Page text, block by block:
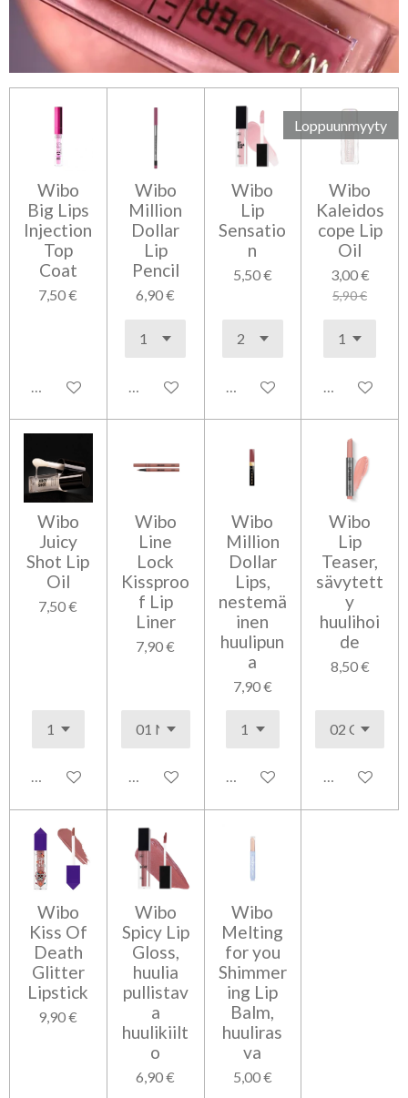
Wibo
Big Lips
Injection
Top
Coat
7,50 €
Lisää ostoskoriin
Wibo
Million
Dollar
Lip
Pencil
6,90 €
Lisää ostoskoriin
Wibo
Lip
Sensatio
n
5,50 €
Lisää ostoskoriin
Loppuunmyyty
Wibo
Kaleidos
cope Lip
Oil
3,00 €
5,90 €
Ilmoita, kun
Wibo
Juicy
Shot Lip
Oil
7,50 €
Lisää ostoskoriin
Wibo
Line
Lock
Kissproo
f Lip
Liner
7,90 €
Lisää ostoskoriin
Wibo
Million
Dollar
Lips,
nestemä
inen
huulipun
a
7,90 €
Lisää ostoskoriin
Wibo
Lip
Teaser,
sävytett
y
huulihoi
de
8,50 €
Lisää
Wibo
Kiss Of
Death
Glitter
Lipstick
9,90 €
Wibo
Spicy Lip
Gloss,
huulia
pullistav
a
huulikiilt
o
6,90 €
Wibo
Melting
for you
Shimmer
ing Lip
Balm,
huuliras
va
5,00 €